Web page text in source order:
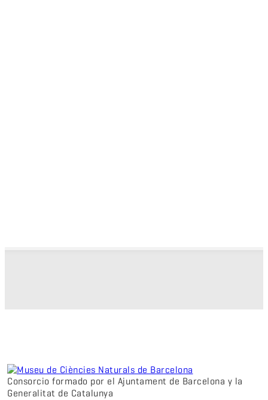
Consorcio formado por el Ajuntament de Barcelona y la
Generalitat de Catalunya